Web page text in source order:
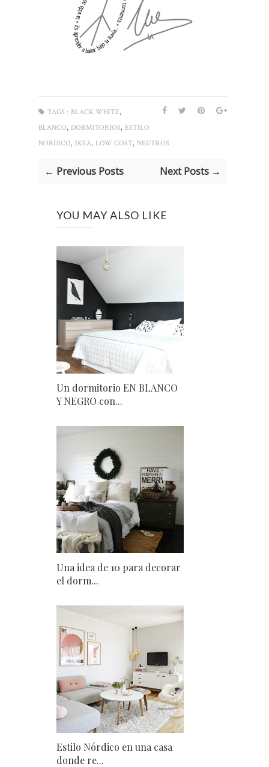
TAGS : BLACK WHITE,
BLANCO, DORMITORIOS, ESTILO
NORDICO, IKEA, LOW COST, NEUTROS
← Previous Posts Next Posts →
YOU MAY ALSO LIKE
Un dormitorio EN BLANCO
Y NEGRO con...
Una idea de 10 para decorar
el dorm...
Estilo Nórdico en una casa
donde re...